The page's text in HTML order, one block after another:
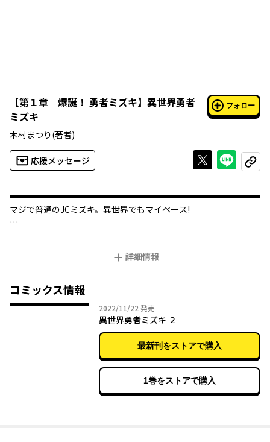
【第１章 爆誕！ 勇者ミズキ】 異世界勇者
ミズキ
フォロー
木村まつり (著者)
応援メッセージ Xで投稿する
ライン
コピー
マジで普通のJCミズキ。異世界でもマイペース!
魔王? ゆるりといきましょう。
詳細情報
コミックス情報
2022/11/22 2022年11月22日
発売
異世界勇者ミズキ ２
最新刊をストアで購入
1巻をストアで購入